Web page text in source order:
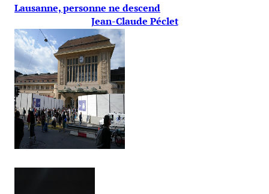
Lausanne, personne ne descend
Jean-Claude Péclet